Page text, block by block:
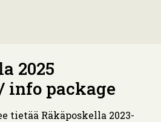
2025
package
tietää Räkäposkella 2023-